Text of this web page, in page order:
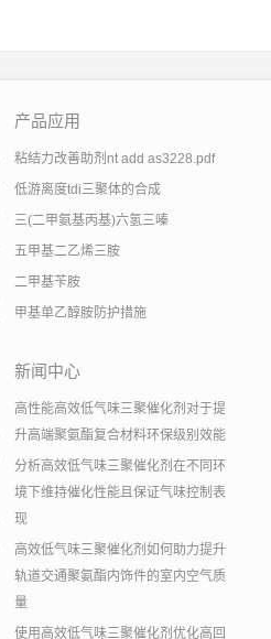
产品应用
粘结力改善助剂nt add as3228.pdf
低游离度tdi三聚体的合成
三(二甲氨基丙基)六氢三嗪
五甲基二乙烯三胺
二甲基苄胺
甲基单乙醇胺防护措施
新闻中心
高性能高效低气味三聚催化剂对于提
升高端聚氨酯复合材料环保级别效能
分析高效低气味三聚催化剂在不同环
境下维持催化性能且保证气味控制表
现
高效低气味三聚催化剂如何助力提升
轨道交通聚氨酯内饰件的室内空气质
量
使用高效低气味三聚催化剂优化高回